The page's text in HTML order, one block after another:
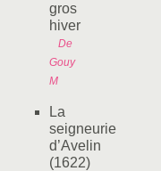
gros
hiver
De
Gouy
M
La
seigneurie
d’Avelin
(1622)